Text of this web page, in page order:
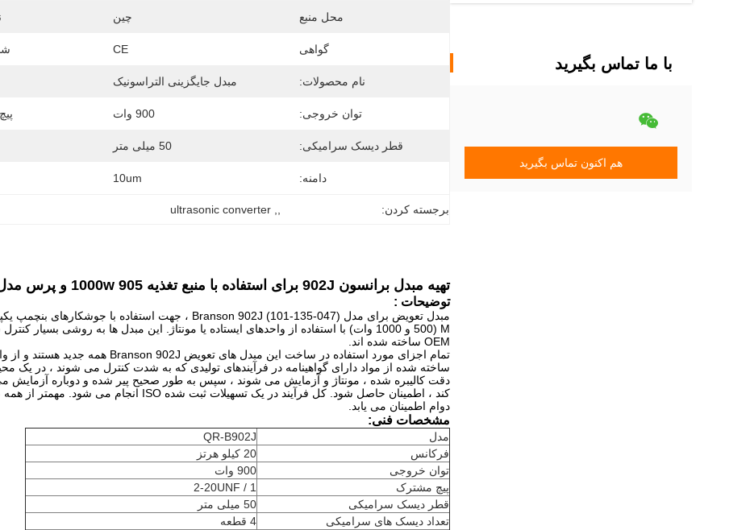
با ما تماس بگیرید
هم اکنون تماس بگیرید
محل منبع چين
گواهی CE
نام محصولات: مبدل جایگزینی التراسونیک
توان خروجی: 900 وات
قطر دیسک سرامیکی: 50 میلی متر
دامنه: 10um
برجسته کردن: ,
ultrasonic converter
تهیه مبدل برانسون 902J برای استفاده با منبع تغذیه 905 1000w و پرس مدل 900 سری سری
توضیحات :
M (500 و 1000 وات) با استفاده از واحدهای ایستاده یا مونتاژ.
این مبدل ها به روشی بسیار
OEM ساخته شده اند.
تمام اجزای مورد استفاده در ساخت این مبدل های تعویض Branson 902J همه جدید هستند و از واحدهای ضبط نشده بازیابی نمی شوند.
ساخته شده از مواد دارای گواهینامه در فرآیندهای تولیدی که به شدت کنترل می شوند ، در یک
کند ، اطمینان حاصل شود.
کل فرآیند در یک تسهیلات ثبت شده ISO انجام می شود.
مهمتر از همه
دوام اطمینان می یابد.
مشخصات فنی:
مدل
QR-B902J
فرکانس
20 کیلو هرتز
توان خروجی
900 وات
پیچ مشترک
1 / 2-20UNF
قطر دیسک سرامیکی
50 میلی متر
تعداد دیسک های سرامیکی
4 قطعه